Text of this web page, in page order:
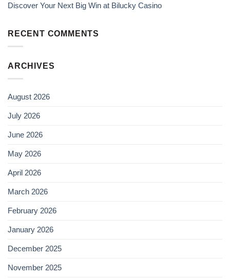
Discover Your Next Big Win at Bilucky Casino
RECENT COMMENTS
ARCHIVES
August 2026
July 2026
June 2026
May 2026
April 2026
March 2026
February 2026
January 2026
December 2025
November 2025